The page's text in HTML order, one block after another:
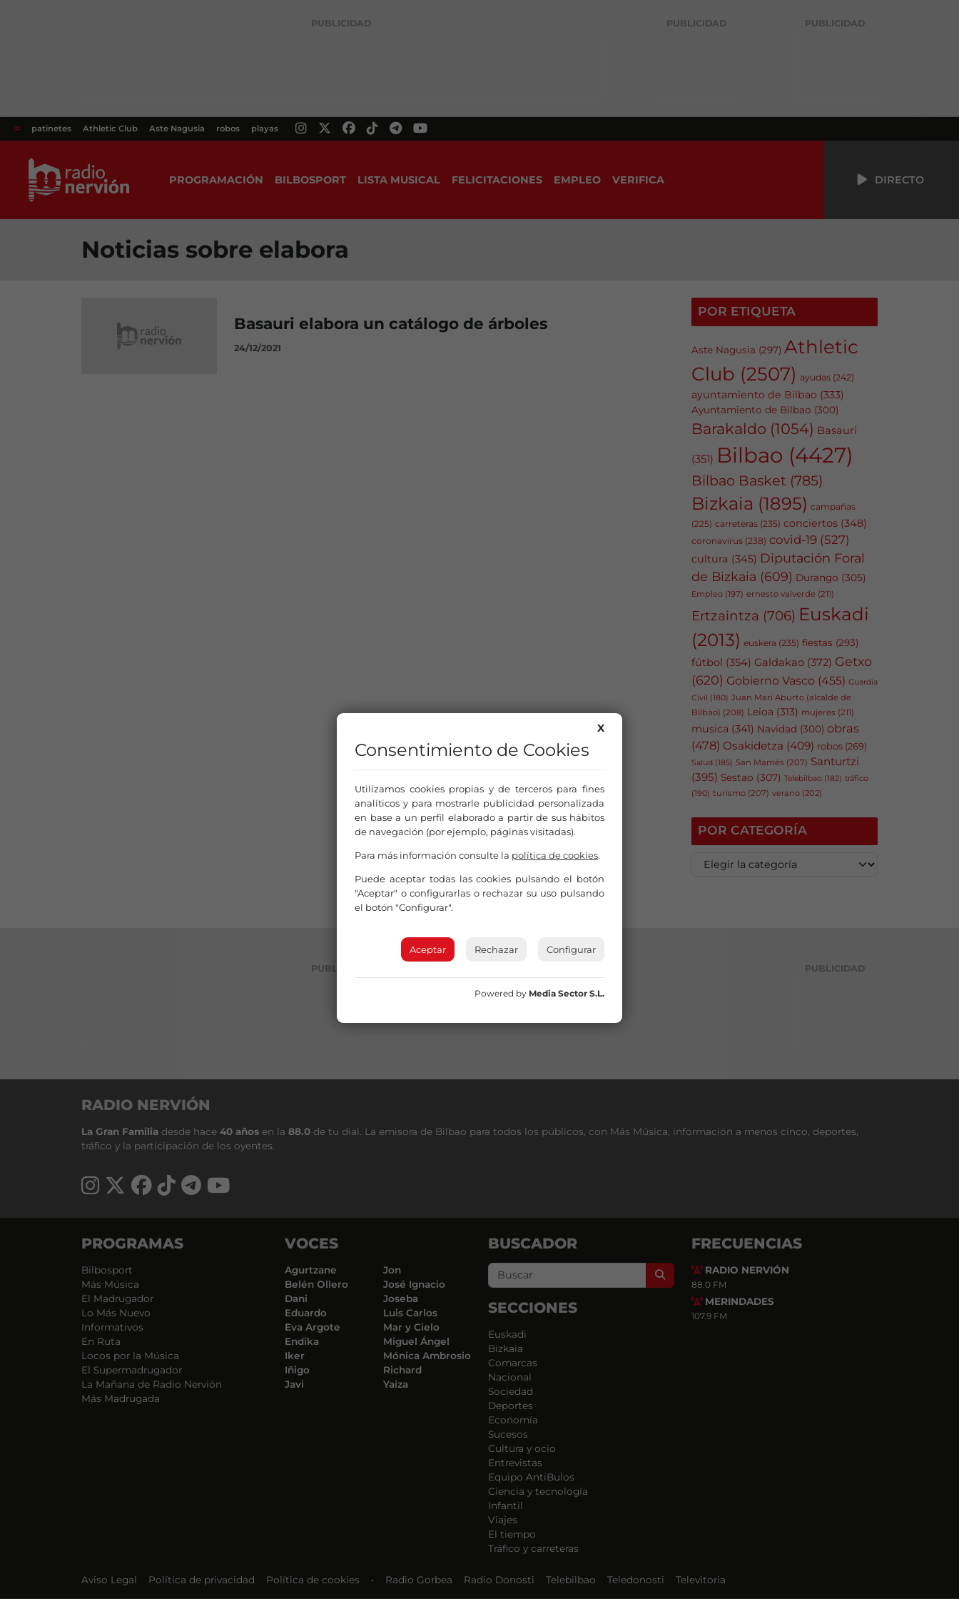
PUBLICIDAD PUBLICIDAD PUBLICIDAD
# patinetes Athletic Club Aste Nagusia robos playas
PROGRAMACIÓN BILBOSPORT LISTA MUSICAL FELICITACIONES EMPLEO VERIFICA DIRECTO
Noticias sobre elabora
Basauri elabora un catálogo de árboles
24/12/2021
POR ETIQUETA
Aste Nagusia (297) Athletic
Club (2507) ayudas (242)
ayuntamiento de Bilbao (333)
Ayuntamiento de Bilbao (300)
Barakaldo (1054) Basauri
(351) Bilbao (4427)
Bilbao Basket (785)
Bizkaia (1895) campañas
(225) carreteras (235) conciertos (348)
coronavirus (238) covid-19 (527)
cultura (345) Diputación Foral
de Bizkaia (609) Durango (305)
Empleo (197) ernesto valverde (211)
Ertzaintza (706) Euskadi
(2013) euskera (235) fiestas (293)
fútbol (354) Galdakao (372) Getxo
(620) Gobierno Vasco (455) Guardia
Civil (180) Juan Mari Aburto (alcalde de
Bilbao) (208) Leioa (313) mujeres (211)
musica (341) Navidad (300) obras
(478) Osakidetza (409) robos (269)
Salud (185) San Mamés (207) Santurtzi
(395) Sestao (307) Telebilbao (182) tráfico
(190) turismo (207) verano (202)
POR CATEGORÍA
PUBLICIDAD PUBLICIDAD
RADIO NERVIÓN
La Gran Familia desde hace 40 años en la 88.0 de tu dial. La emisora de Bilbao para todos los públicos, con Más Música, información a menos cinco, deportes,
tráfico y la participación de los oyentes.
PROGRAMAS
Bilbosport
Más Música
El Madrugador
Lo Más Nuevo
Informativos
En Ruta
Locos por la Música
El Supermadrugador
La Mañana de Radio Nervión
Más Madrugada
VOCES
Agurtzane
Belén Ollero
Dani
Eduardo
Eva Argote
Endika
Iker
Iñigo
Javi
Jon
José Ignacio
Joseba
Luis Carlos
Mar y Cielo
Miguel Ángel
Mónica Ambrosio
Richard
Yaiza
BUSCADOR
Search
SECCIONES
Euskadi
Bizkaia
Comarcas
Nacional
Sociedad
Deportes
Economía
Sucesos
Cultura y ocio
Entrevistas
Equipo AntiBulos
Ciencia y tecnología
Infantil
Viajes
El tiempo
Tráfico y carreteras
FRECUENCIAS
RADIO NERVIÓN
88.0 FM
MERINDADES
107.9 FM
Aviso Legal Política de privacidad Política de cookies • Radio Gorbea Radio Donosti Telebilbao Teledonosti Televitoria
X
Consentimiento de Cookies
Utilizamos cookies propias y de terceros para fines
analíticos y para mostrarle publicidad personalizada
en base a un perfil elaborado a partir de sus hábitos
de navegación (por ejemplo, páginas visitadas).
Para más información consulte la política de cookies.
Puede aceptar todas las cookies pulsando el botón
"Aceptar" o configurarlas o rechazar su uso pulsando
el botón "Configurar".
Aceptar Rechazar Configurar
Powered by Media Sector S.L.